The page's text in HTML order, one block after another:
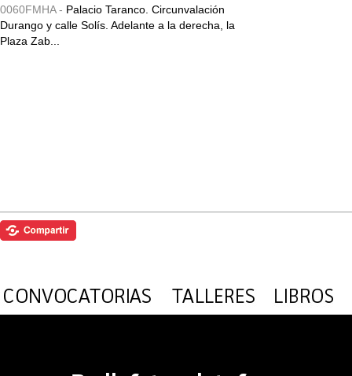
0060FMHA - Palacio Taranco. Circunvalación
Durango y calle Solís. Adelante a la derecha, la
Plaza Zab...